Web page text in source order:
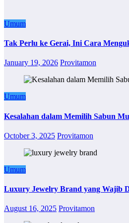
Umum
Tak Perlu ke Gerai, Ini Cara
January 19, 2026 Provitamon
Umum
Kesalahan dalam Memilih Sabun
October 3, 2025 Provitamon
Umum
Luxury Jewelry Brand yang Wajib
August 16, 2025 Provitamon